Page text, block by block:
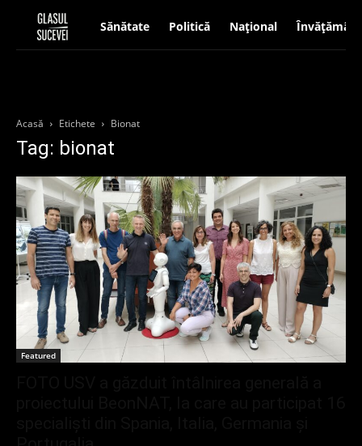
Sănătate Politică Național Învățământ
Acasă Etichete Bionat
Tag: bionat
Featured